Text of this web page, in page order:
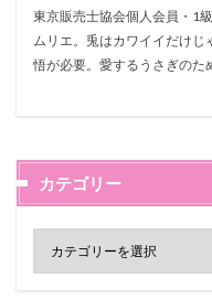
東京販売士協会個人会員・1
ムリエ。兎はカワイイだけ
悟が必要。愛するうさぎのた
カテゴリー